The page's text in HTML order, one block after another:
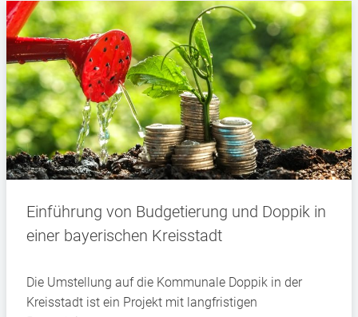
Einführung von Budgetierung und Doppik in
einer bayerischen Kreisstadt
Die Umstellung auf die Kommunale Doppik in der
Kreisstadt ist ein Projekt mit langfristigen